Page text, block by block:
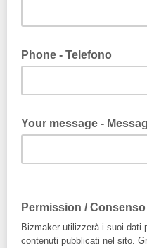
Phone - Telefono
Your message -
Permission / Consenso
Bizmaker utilizzerà i suoi dati
contenuti pubblicati nel sito.